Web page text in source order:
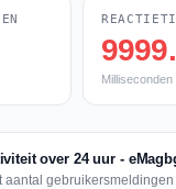
Milliseconden
over 24 uur -
aantal